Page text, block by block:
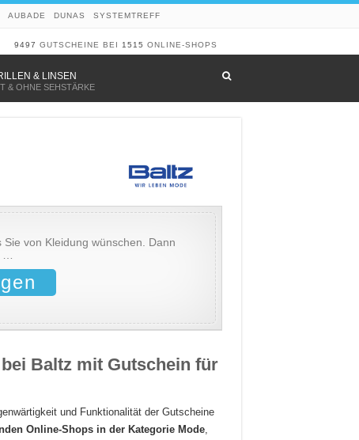
AUBADE DUNAS SYSTEMTREFF
9497 GUTSCHEINE BEI 1515 ONLINE-SHOPS
& LINSEN
& OHNE SEHSTÄRKE
von Kleidung wünschen. Dann
Baltz mit Gutschein für
und Funktionalität der Gutscheine
Online-Shops in der Kategorie Mode,